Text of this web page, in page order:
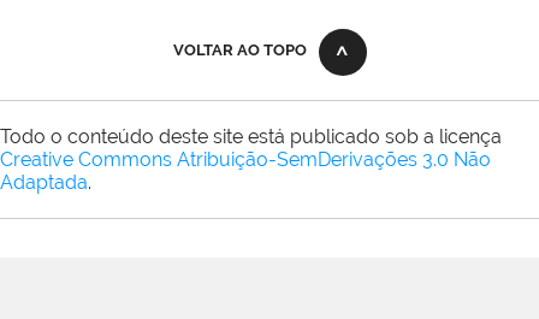
VOLTAR AO TOPO
Todo o conteúdo deste site está publicado sob a licença
Creative Commons Atribuição-SemDerivações 3.0 Não
Adaptada.